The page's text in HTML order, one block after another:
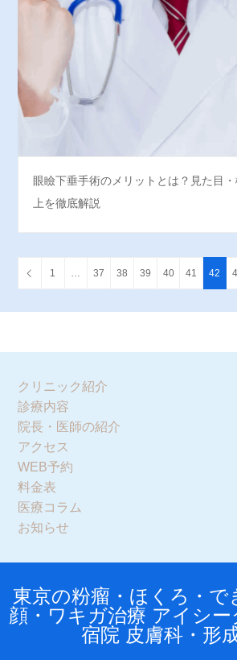
眼瞼下垂手術のメリットとは？見た目
上を徹底解説
1 … 37 38 39 40 41 42
クリニック紹介
診療内容
院長・医師の紹介
アクセス
WEB予約
料金表
医療コラム
お知らせ
東京の粉瘤・ほくろ・で
顔・ワキガ治療 アイシ
宿院 皮膚科・形